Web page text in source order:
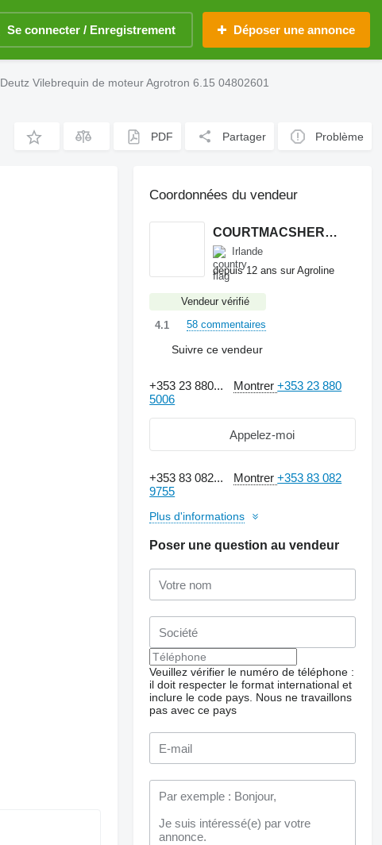
Se connecter / Enregistrement Déposer une annonce
Deutz Vilebrequin de moteur Agrotron 6.15 04802601
PDF Partager Problème
Coordonnées du vendeur
COURTMACSHERRY MACHINERY LTD
Irlande
depuis 12 ans sur Agroline
Vendeur vérifié
4.1
58 commentaires
Suivre ce vendeur
+353 23 880... Montrer+353 23 880
5006
Appelez-moi
+353 83 082... Montrer+353 83 082
9755
Plus d'informations
Poser une question au vendeur
Veuillez vérifier le numéro de téléphone :
il doit respecter le format international et
inclure le code pays. Nous ne travaillons
pas avec ce pays